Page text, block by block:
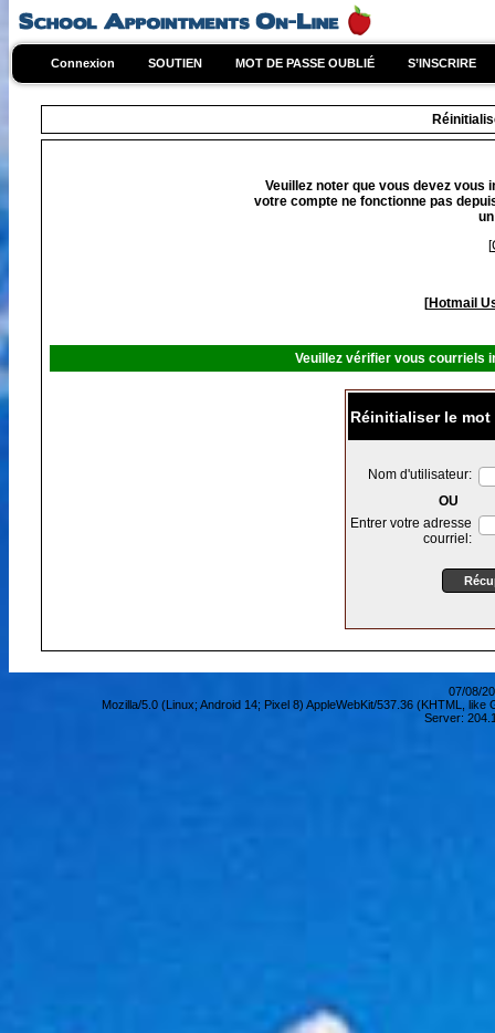
Connexion SOUTIEN MOT DE PASSE OUBLIÉ S’INSCRIRE
Veuillez noter que vous devez vous
votre compte ne fonctionne pas
[
[Hotmail
Veuillez vérifier vous courriels
Réinitialiser le
Nom d'utilisateur:
OU
Entrer votre adresse
courriel:
07/08/
Mozilla/5.0 (Linux; Android 14; Pixel 8) AppleWebKit/537.36 (KHTML,
Server: